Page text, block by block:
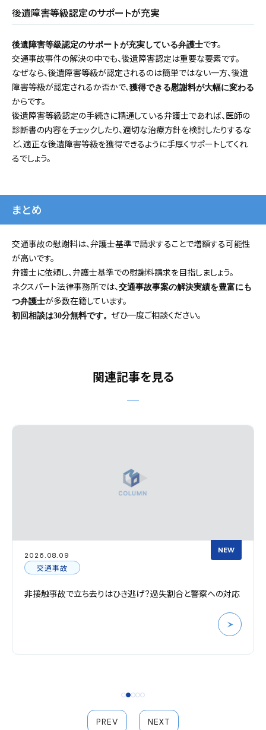
後遺障害等級認定のサポートが充実
後遺障害等級認定のサポートが充実している弁護士です。
交通事故事件の解決の中でも、後遺障害認定は重要な要素です。
なぜなら、後遺障害等級が認定されるのは簡単ではない一方、後遺
障害等級が認定されるか否かで、 獲得できる慰謝料が大幅に変わる
からです。
後遺障害等級認定の手続きに精通している弁護士であれば、医師の
診断書の内容をチェックしたり、適切な治療方針を検討したりするな
ど、適正な後遺障害等級を獲得できるように手厚くサポートしてくれ
るでしょう。
まとめ
交通事故の慰謝料は、弁護士基準で請求することで増額する可能性
が高いです。
弁護士に依頼し、弁護士基準での慰謝料請求を目指しましょう。
ネクスパート法律事務所では、 交通事故事案の解決実績を豊富にも
つ弁護士が多数在籍しています。
初回相談は30分無料です。 ぜひ一度ご相談ください。
関連記事を見る
交通事故
触事故で立ち去りはひき逃げ？過失割合と警察への対応
PREV NEXT